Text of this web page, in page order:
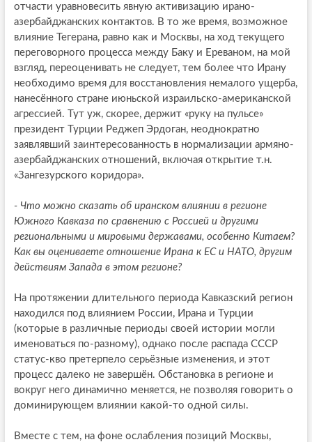
отчасти уравновесить явную активизацию ирано-
азербайджанских контактов. В то же время, возможное
влияние Тегерана, равно как и Москвы, на ход текущего
переговорного процесса между Баку и Ереваном, на мой
взгляд, переоценивать не следует, тем более что Ирану
необходимо время для восстановления немалого ущерба,
нанесённого стране июньской израильско-американской
агрессией. Тут уж, скорее, держит «руку на пульсе»
президент Турции Реджеп Эрдоган, неоднократно
заявлявший заинтересованность в нормализации армяно-
азербайджанских отношений, включая открытие т.н.
«Зангезурского коридора».
- Что можно сказать об иранском влиянии в регионе
Южного Кавказа по сравнению с Россией и другими
региональными и мировыми державами, особенно Китаем?
Как вы оцениваете отношение Ирана к ЕС и НАТО, другим
действиям Запада в этом регионе?
На протяжении длительного периода Кавказский регион
находился под влиянием России, Ирана и Турции
(которые в различные периоды своей истории могли
именоваться по-разному), однако после распада СССР
статус-кво претерпело серьёзные изменения, и этот
процесс далеко не завершён. Обстановка в регионе и
вокруг него динамично меняется, не позволяя говорить о
доминирующем влиянии какой-то одной силы.
Вместе с тем, на фоне ослабления позиций Москвы,